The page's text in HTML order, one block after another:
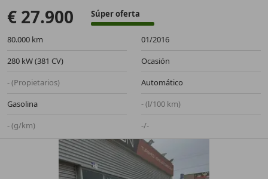
€ 27.900 Súper oferta
80.000 km
01/2016
280 kW (381 CV)
Ocasión
- (Propietarios)
Automático
Gasolina
- (l/100 km)
- (g/km)
-/-